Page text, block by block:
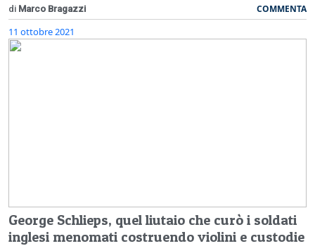
di Marco Bragazzi COMMENTA
11 ottobre 2021
George Schlieps, quel liutaio che curò i soldati
inglesi menomati costruendo violini e custodie